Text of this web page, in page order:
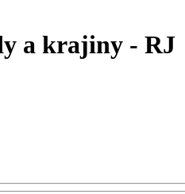
a krajiny - RJ